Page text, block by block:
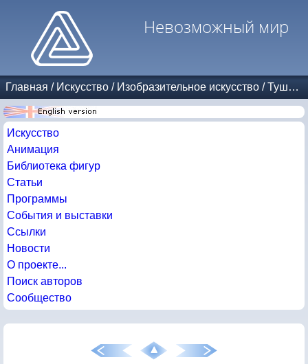
Невозможный мир
Главная / Искусство / Изобразительное искусство /Тушь и карандаш
Искусство
Анимация
Библиотека фигур
Статьи
Программы
События и выставки
Ссылки
Новости
О проекте...
Поиск авторов
Сообщество